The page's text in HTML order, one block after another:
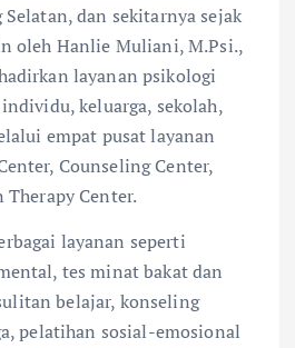
Selatan, dan sekitarnya sejak
oleh Hanlie Muliani, M.Psi.,
layanan psikologi
keluarga, sekolah,
empat pusat layanan
Counseling Center,
Therapy Center.
layanan seperti
tes minat bakat dan
belajar, konseling
pelatihan sosial-emosional